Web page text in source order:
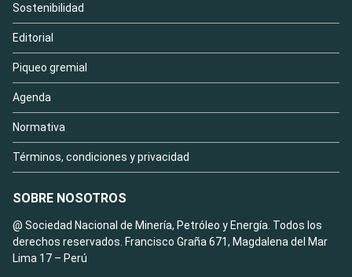
Sostenibilidad
Editorial
Piqueo gremial
Agenda
Normativa
Términos, condiciones y privacidad
SOBRE NOSOTROS
@ Sociedad Nacional de Minería, Petróleo y Energía. Todos los
derechos reservados. Francisco Graña 671, Magdalena del Mar
Lima 17 – Perú